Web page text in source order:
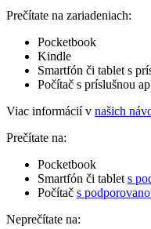
Prečítate na zariadeniach:
Pocketbook
Kindle
Smartfón či tablet s
Počítač s príslušnou
Viac informácií v našich
Prečítate na:
Pocketbook
Smartfón či tablet s
Počítač s
Neprečítate na: